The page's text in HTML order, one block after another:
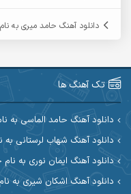
آرین صیادی
آرین مریدی
آوات بوکانی
آیت احمدنژاد
دانلود آهنگ حامد میری به
تک آهنگ ها
دانلود آهنگ حامد الماسی به
دانلود آهنگ شهاب لرستانی به
دانلود آهنگ ایمان نوری به نام
دانلود آهنگ اشکان شیری به